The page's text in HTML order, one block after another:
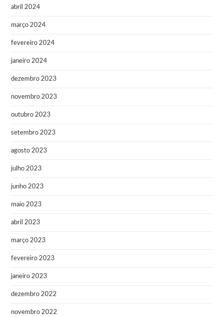
abril 2024
março 2024
fevereiro 2024
janeiro 2024
dezembro 2023
novembro 2023
outubro 2023
setembro 2023
agosto 2023
julho 2023
junho 2023
maio 2023
abril 2023
março 2023
fevereiro 2023
janeiro 2023
dezembro 2022
novembro 2022